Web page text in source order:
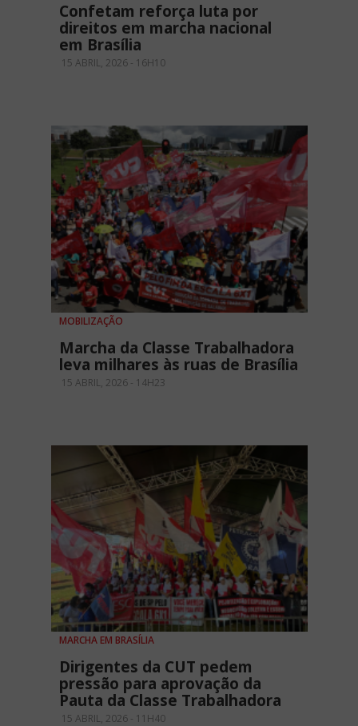
Confetam reforça luta por
direitos em marcha nacional
em Brasília
15 ABRIL, 2026 - 16H10
MOBILIZAÇÃO
Marcha da Classe Trabalhadora
leva milhares às ruas de Brasília
15 ABRIL, 2026 - 14H23
MARCHA EM BRASÍLIA
Dirigentes da CUT pedem
pressão para aprovação da
Pauta da Classe Trabalhadora
15 ABRIL, 2026 - 11H40